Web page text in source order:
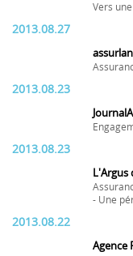
Vers
2013.08.27
2013.08.23
2013.08.23
L'Argus
- Une
2013.08.22
Agence